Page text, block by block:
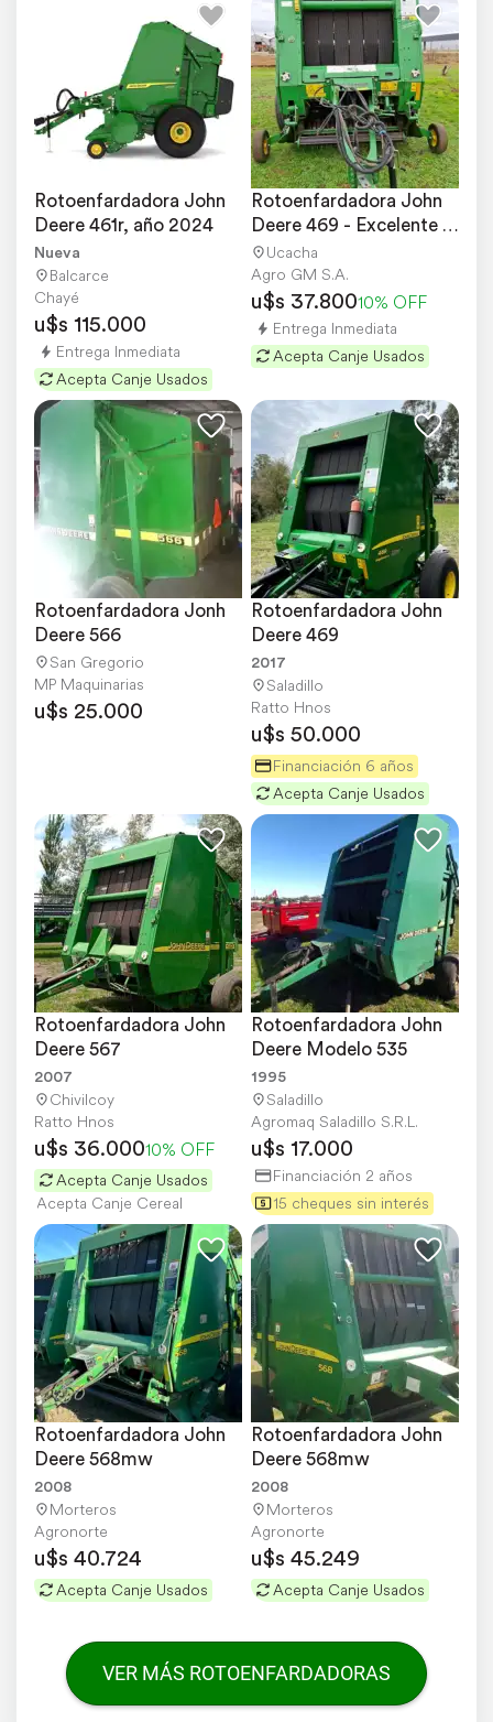
Rotoenfardadora John
Deere 461r, año 2024
Nueva
Balcarce
Chayé
u$s 115.000
Entrega Inmediata
Acepta Canje Usados
Rotoenfardadora John
Deere 469 - Excelente
Precio
Ucacha
Agro GM S.A.
u$s 37.80010% OFF
Entrega Inmediata
Acepta Canje Usados
Rotoenfardadora Jonh
Deere 566
San Gregorio
MP Maquinarias
u$s 25.000
Rotoenfardadora John
Deere 469
2017
Saladillo
Ratto Hnos
u$s 50.000
Financiación 6 años
Acepta Canje Usados
Rotoenfardadora John
Deere 567
2007
Chivilcoy
Ratto Hnos
u$s 36.00010% OFF
Acepta Canje Usados
Acepta Canje Cereal
Rotoenfardadora John
Deere Modelo 535
1995
Saladillo
Agromaq Saladillo S.R.L.
u$s 17.000
Financiación 2 años
15 cheques sin interés
Rotoenfardadora John
Deere 568mw
2008
Morteros
Agronorte
u$s 40.724
Acepta Canje Usados
Rotoenfardadora John
Deere 568mw
2008
Morteros
Agronorte
u$s 45.249
Acepta Canje Usados
VER MÁS ROTOENFARDADORAS